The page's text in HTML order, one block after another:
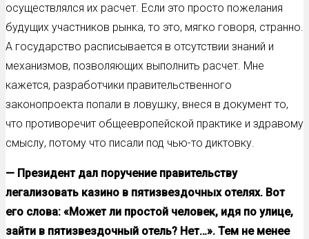
осуществлялся их расчет. Если это просто пожелания
будущих участников рынка, то это, мягко говоря, странно.
А государство расписывается в отсутствии знаний и
механизмов, позволяющих выполнить расчет. Мне
кажется, разработчики правительственного
законопроекта попали в ловушку, внеся в документ то,
что противоречит общеевропейской практике и здравому
смыслу, потому что писали под чью-то диктовку.
— Президент дал поручение правительству
легализовать казино в пятизвездочных отелях. Вот
его слова: «Может ли простой человек, идя по улице,
зайти в пятизвездочный отель? Нет…». Тем не менее